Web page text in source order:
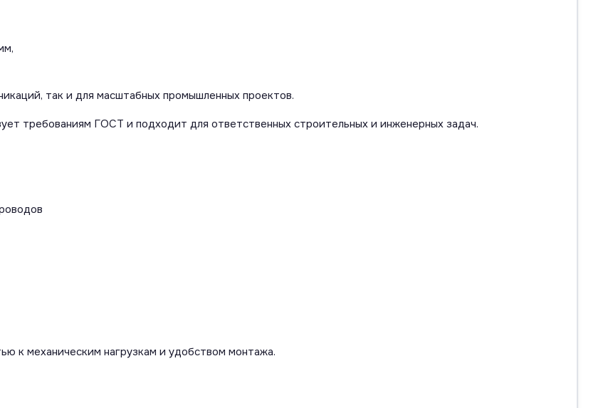
так и для масштабных промышленных проектов.
требованиям ГОСТ и подходит для ответственных строительных и инженерных задач.
к механическим нагрузкам и удобством монтажа.